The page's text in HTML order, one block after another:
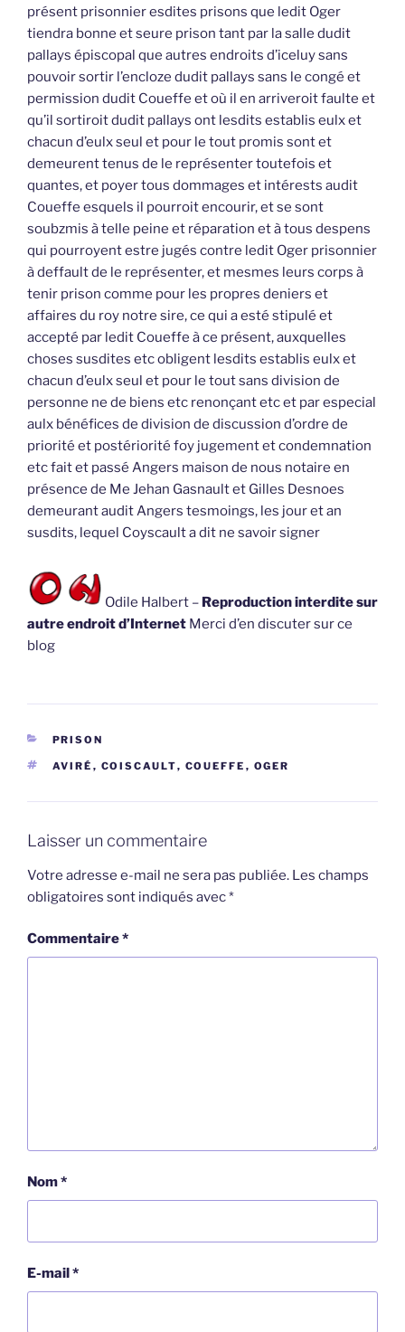
présent prisonnier esdites prisons que ledit Oger
tiendra bonne et seure prison tant par la salle dudit
pallays épiscopal que autres endroits d’iceluy sans
pouvoir sortir l’encloze dudit pallays sans le congé et
permission dudit Coueffe et où il en arriveroit faulte et
qu’il sortiroit dudit pallays ont lesdits establis eulx et
chacun d’eulx seul et pour le tout promis sont et
demeurent tenus de le représenter toutefois et
quantes, et poyer tous dommages et intérests audit
Coueffe esquels il pourroit encourir, et se sont
soubzmis à telle peine et réparation et à tous despens
qui pourroyent estre jugés contre ledit Oger prisonnier
à deffault de le représenter, et mesmes leurs corps à
tenir prison comme pour les propres deniers et
affaires du roy notre sire, ce qui a esté stipulé et
accepté par ledit Coueffe à ce présent, auxquelles
choses susdites etc obligent lesdits establis eulx et
chacun d’eulx seul et pour le tout sans division de
personne ne de biens etc renonçant etc et par especial
aulx bénéfices de division de discussion d’ordre de
priorité et postériorité foy jugement et condemnation
etc fait et passé Angers maison de nous notaire en
présence de Me Jehan Gasnault et Gilles Desnoes
demeurant audit Angers tesmoings, les jour et an
susdits, lequel Coyscault a dit ne savoir signer
Odile Halbert – Reproduction interdite sur
autre endroit d’Internet Merci d’en discuter sur ce
blog
CATÉGORIES
PRISON
ÉTIQUETTES
AVIRÉ , COISCAULT, COUEFFE , OGER
Laisser un commentaire
Votre adresse e-mail ne sera pas publiée. Les champs
obligatoires sont indiqués avec*
Commentaire*
Nom*
E-mail*